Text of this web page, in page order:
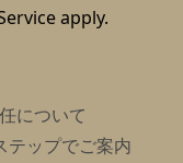
apply.
について
テップでご案内